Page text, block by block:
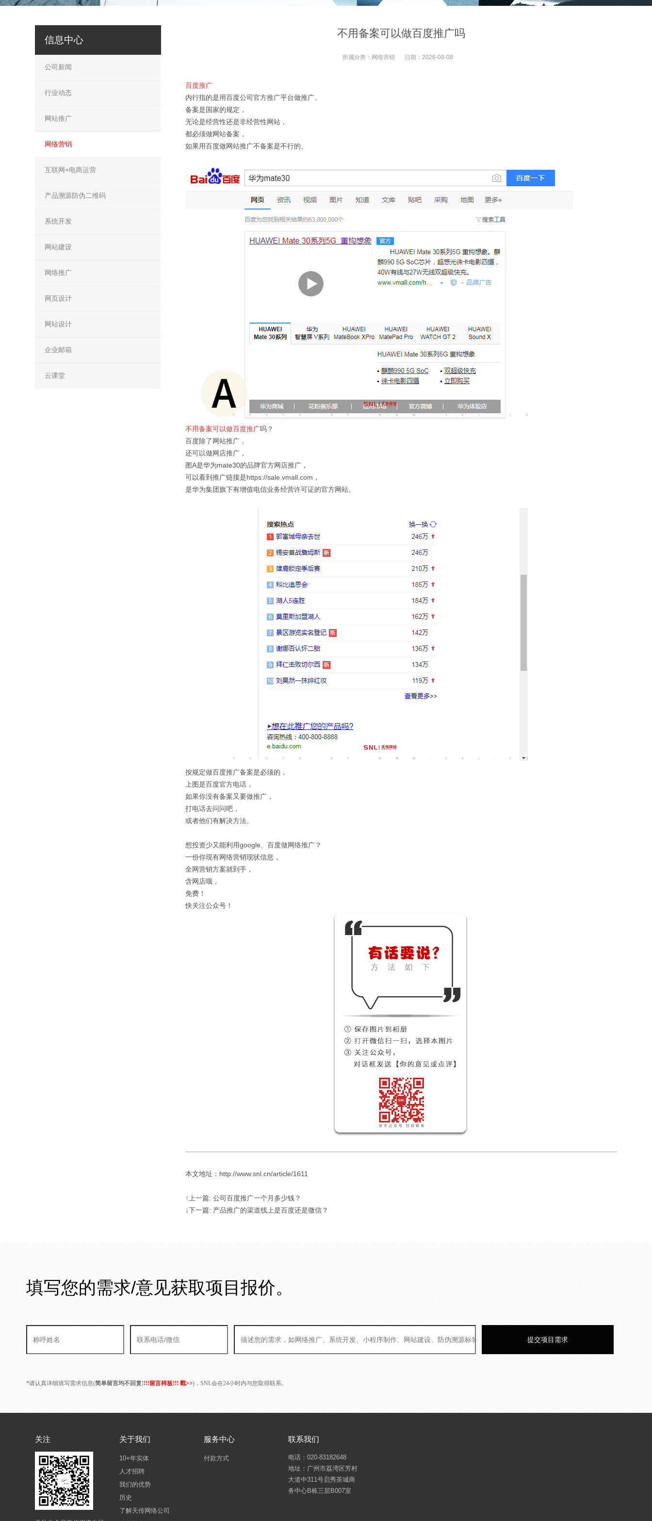
不用备案可以做百度推广吗
所属分类： 网络营销 日期： 2026-08-08
百度推广
内行指的是用百度公司官方推广平台做推广。
备案是国家的规定，
无论是经营性还是非经营性网站，
都必须做网站备案，
如果用百度做网站推广不备案是不行的。
不用备案可以做百度推广吗？
百度除了网站推广，
还可以做网店推广，
图A是华为mate30的品牌官方网店推广，
可以看到推广链接是https://sale.vmall.com，
是华为集团旗下有增值电信业务经营许可证的官方网站。
按规定做百度推广备案是必须的，
上图是百度官方电话，
如果你没有备案又要做推广，
打电话去问问吧，
或者他们有解决方法。
想投资少又能利用google、百度做网络推广？
一份你现有网络营销现状信息，
全网营销方案就到手，
含网店哦，
免费！
快关注公众号！
本文地址：http://www.snl.cn/article/1611
↑上一篇: 公司百度推广一个月多少钱？
↓下一篇: 产品推广的渠道线上是百度还是微信？
信息中心
公司新闻
行业动态
网站推广
网络营销
互联网+电商运营
产品溯源防伪二维码
系统开发
网站建设
网络推广
网页设计
网站设计
企业邮箱
云课堂
填写您的需求/意见获取项目报价。
*请认真详细填写需求信息(简单留言均不回复!!!!留言样板!!! 戳>>)，SNL会在24小时内与您取得联系。
关注 关于我们
10+年实体
人才招聘
我们的优势
历史
了解天传网络公司
服务中心
付款方式
联系我们
电话：020-83182648
地址：广州市荔湾区芳村
大道中311号启秀茶城商
务中心B栋三层B007室